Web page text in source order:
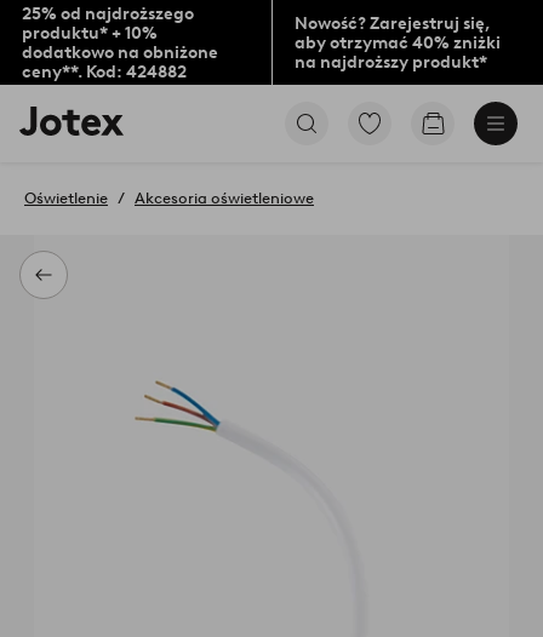
25% od najdroższego
produktu* + 10%
dodatkowo na obniżone
ceny**. Kod: 424882
Nowość? Zarejestruj się,
aby otrzymać 40% zniżki
na najdroższy produkt*
Logo
Jotex
na
stronę
PrzejdźPrzejdź
Powrót
Oświetlenie Akcesoria oświetleniowe